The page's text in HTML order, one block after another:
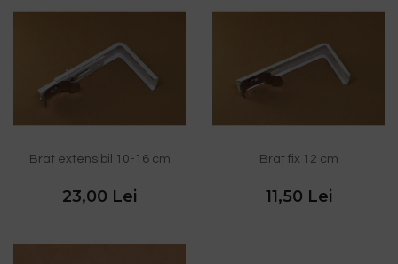
Brat extensibil 10-16 cm
23,00 Lei
Brat fix 12 cm
11,50 Lei